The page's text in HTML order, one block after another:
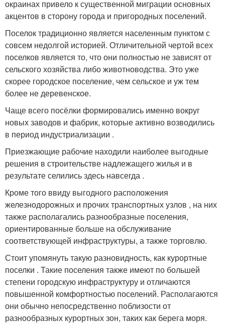
окраинах привело к существенной миграции основных
акцентов в сторону города и пригородных поселений.
Поселок традиционно является населенным пунктом с
совсем недолгой историей. Отличительной чертой всех
поселков является то, что они полностью не зависят от
сельского хозяйства либо животноводства. Это уже
скорее городское поселение, чем сельское и уж тем
более не деревенское.
Чаще всего посёлки формировались именно вокруг
новых заводов и фабрик, которые активно возводились
в период индустриализации .
Приезжающие рабочие находили наиболее выгодные
решения в строительстве надлежащего жилья и в
результате селились здесь навсегда .
Кроме того ввиду выгодного расположения
железнодорожных и прочих транспортных узлов , на них
также располагались разнообразные поселения,
ориентированные больше на обслуживание
соответствующей инфраструктуры, а также торговлю.
Стоит упомянуть такую разновидность, как курортные
поселки . Такие поселения также имеют по большей
степени городскую инфраструктуру и отличаются
повышенной комфортностью поселений. Располагаются
они обычно непосредственно поблизости от
разнообразных курортных зон, таких как берега моря.